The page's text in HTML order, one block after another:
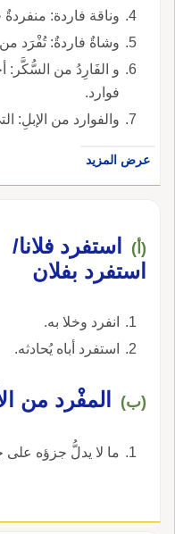
وناقة فاردة:
وشاةٌ فاردةٌ: تُفْرَد
و الفَارِدُ من السُّكَّر:
فوارد.
والفوارد من الإبلِ:
عرض المزيد
(أ)
استفرد فلانا/
استفرد بفلان
انفرد وخلا به.
استفرد أباه يُحادثه.
(ب) المفْرد من
ما لا يدلُّ جزؤه على